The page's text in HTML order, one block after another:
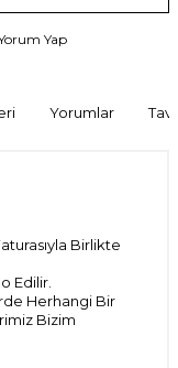
Yap
Yorumlar
Birlikte
Edilir.
Herhangi Bir
Bizim